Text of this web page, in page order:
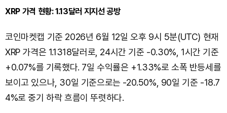
XRP 가격 현황: 1.13달러 지지선 공방
코인마켓캡 기준 2026년 6월 12일 오후 9시 5분(UTC) 현재
XRP 가격은 1.1318달러로, 24시간 기준 -0.30%, 1시간 기준
+0.07%를 기록했다. 7일 수익률은 +1.33%로 소폭 반등세를
보이고 있으나, 30일 기준으로는 -20.50%, 90일 기준 -18.7
4%로 중기 하락 흐름이 뚜렷하다.